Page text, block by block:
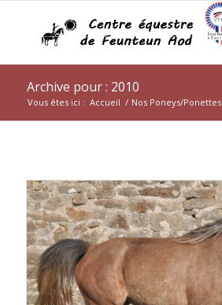
Archive pour : 2010
Vous êtes ici : Accueil / Nos Poneys/Ponettes